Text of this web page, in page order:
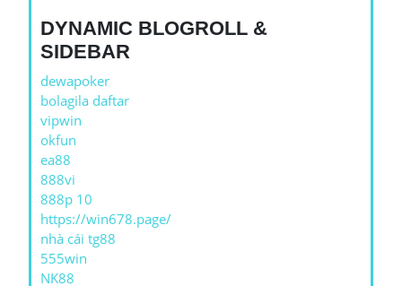
DYNAMIC BLOGROLL &
SIDEBAR
dewapoker
bolagila daftar
vipwin
okfun
ea88
888vi
888p 10
https://win678.page/
nhà cái tg88
555win
NK88